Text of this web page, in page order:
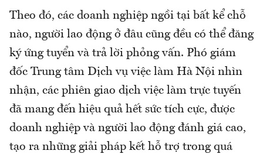
Theo đó, các doanh nghiệp ngồi tại bất kể chỗ
nào, người lao động ở đâu cũng đều có thể đăng
ký ứng tuyển và trả lời phỏng vấn. Phó giám
đốc Trung tâm Dịch vụ việc làm Hà Nội nhìn
nhận, các phiên giao dịch việc làm trực tuyến
đã mang đến hiệu quả hết sức tích cực, được
doanh nghiệp và người lao động đánh giá cao,
tạo ra những giải pháp kết hỗ trợ trong quá